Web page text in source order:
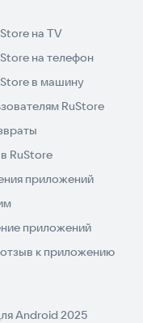
на TV
на телефон
в машину
RuStore
RuStore
приложений
приложений
отзыв к приложению
Android 2025